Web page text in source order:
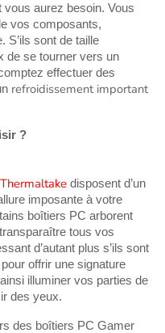
aurez besoin. Vous
vos composants,
S’ils sont de taille
de se tourner vers un
effectuer des
refroidissement important
?
Thermaltake disposent d’un
imposante à votre
boîtiers PC arborent
tous vos
d’autant plus s’ils sont
offrir une signature
illuminer vos parties de
des yeux.
des boîtiers PC Gamer